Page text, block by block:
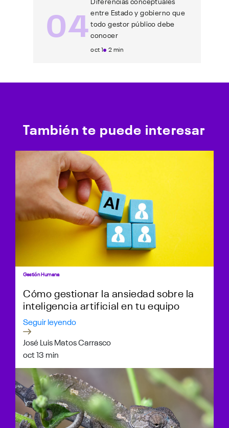
04 entre Estado y gobierno que
todo gestor público debe
conocer
oct 1 2 min
También te puede interesar
Gestión Humana
Cómo gestionar la ansiedad sobre la
inteligencia artificial en tu equipo
Seguir leyendo
José Luis Matos Carrasco
oct 13 min